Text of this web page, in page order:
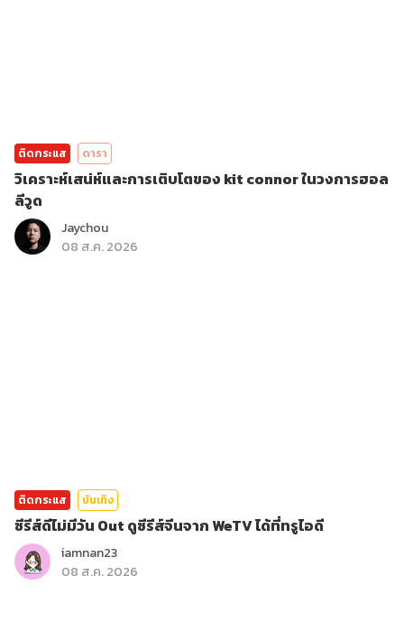
ติดกระแส ดารา
วิเคราะห์เสน่ห์และการเติบโตของ kit connor ในวงการฮอล
ลีวูด
Jaychou
08 ส.ค. 2026
ติดกระแส บันเทิง
ซีรีส์ดีไม่มีวัน Out ดูซีรีส์จีนจาก WeTV ได้ที่ทรูไอดี
iamnan23
08 ส.ค. 2026